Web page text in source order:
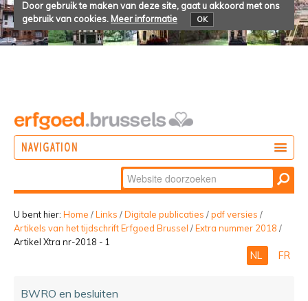
Door gebruik te maken van deze site, gaat u akkoord met ons
gebruik van cookies. Meer informatie OK
NAVIGATION
BELEVEN
Zoek
Geavanceerd
zoeken...
U bent hier: Home /Links /Digitale publicaties /pdf versies /
Artikels van het tijdschrift Erfgoed Brussel /Extra nummer 2018 /
Artikel Xtra nr-2018 - 1
NL FR
BWRO en besluiten